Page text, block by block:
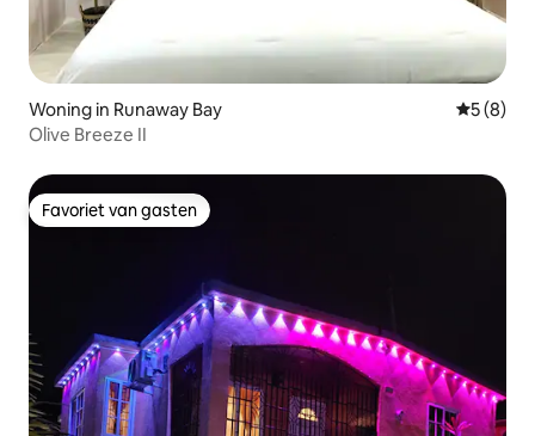
Woning in Runaway Bay
5 (8)
Olive Breeze II
Favoriet van gasten
Favoriet van gasten